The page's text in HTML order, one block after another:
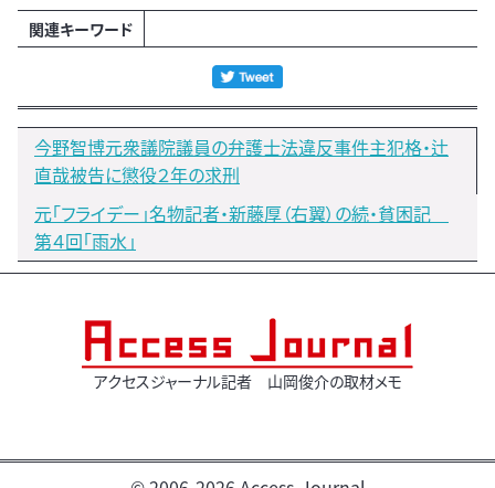
関連キーワード
今野智博元衆議院議員の弁護士法違反事件主犯格・辻
直哉被告に懲役２年の求刑
元「フライデー」名物記者・新藤厚（右翼）の続・貧困記
第４回「雨水」
アクセスジャーナル記者 山岡俊介の取材メモ